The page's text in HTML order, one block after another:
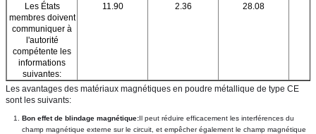
Les États
membres doivent
communiquer à
l'autorité
compétente les
informations
suivantes:
11.90 2.36 28.08
Les avantages des matériaux magnétiques en poudre métallique de type CE
sont les suivants:
Bon effet de blindage magnétique:Il peut réduire efficacement les interférences du
champ magnétique externe sur le circuit, et empêcher également le champ magnétique